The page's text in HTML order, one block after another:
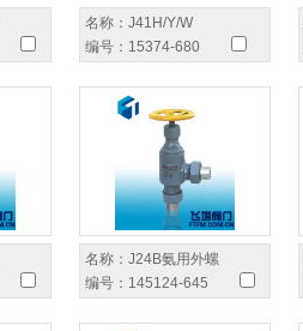
名称： J41H/Y/W
编号： 15374-680
名称： J24B氨用外螺
编号： 145124-645